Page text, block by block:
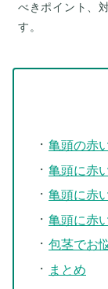
べきポイント、
亀頭の赤
亀頭に赤
亀頭に赤
亀頭に赤
包茎でお
まとめ